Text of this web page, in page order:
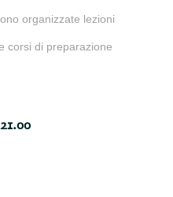
organizzate lezioni
corsi di preparazione